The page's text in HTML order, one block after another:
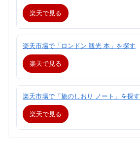
楽天で見る
楽天市場で「ロンドン 観光 本」を探す
楽天で見る
楽天市場で「旅のしおり ノート」を探す
楽天で見る